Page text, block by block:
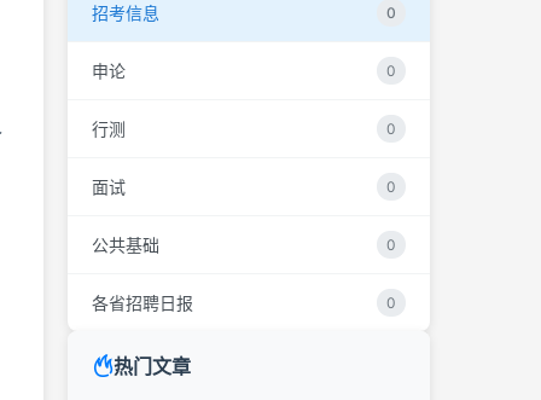
招考信息 0
申论 0
行测 0
面试 0
公共基础 0
各省招聘日报 0
热门文章